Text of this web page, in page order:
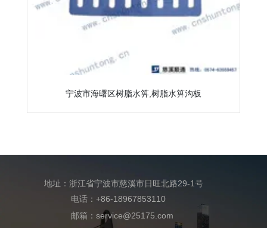
宁波市海曙区树脂水箅,树脂水箅沟板
地址：浙江省宁波市慈溪市日旺北路29-1号
电话：+86-18967853110
邮箱：service@25175.com